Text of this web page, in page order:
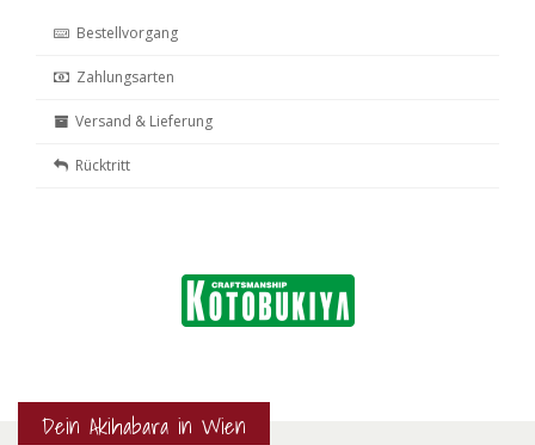
Bestellvorgang
Zahlungsarten
Versand & Lieferung
Rücktritt
Dein Akihabara in Wien